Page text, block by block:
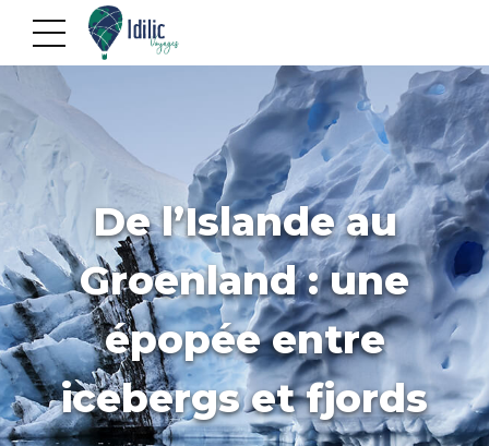
De l’Islande au
Groenland : une
épopée entre
icebergs et fjords